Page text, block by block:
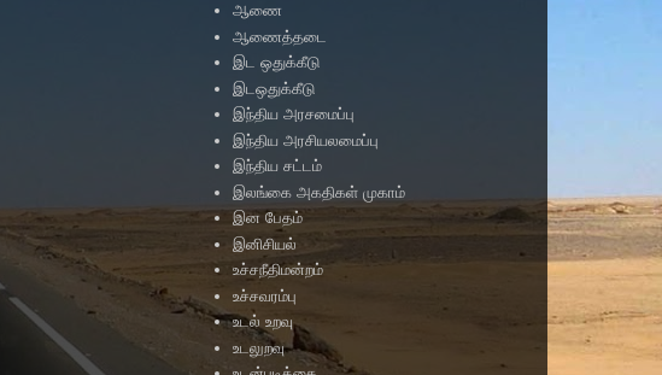
ஆணை
ஆணைத்தடை
இட ஒதுக்கீடு
இடஒதுக்கீடு
இந்திய அரசமைப்பு
இந்திய அரசியலமைப்பு
இந்திய சட்டம்
இலங்கை அகதிகள் முகாம்
இன பேதம்
இனிசியல்
உச்சநீதிமன்றம்
உச்சவரம்பு
உடல் உறவு
உடலுறவு